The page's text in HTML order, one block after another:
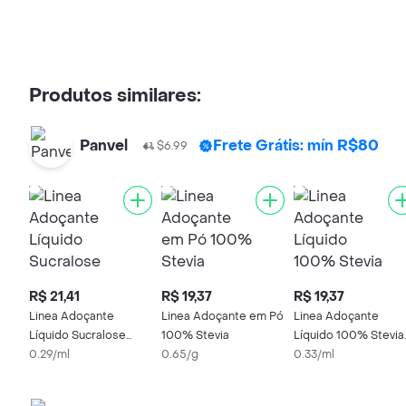
Produtos similares:
Panvel $6.99 Frete Grátis: mín R$80
R$ 21,41
Linea Adoçante
Líquido Sucralose
Gotas 75ml
0.29/ml
R$ 19,37
Linea Adoçante em Pó
100% Stevia
0.65/g
R$ 19,37
Linea Adoçante
Líquido 100% Stevia
60ml
0.33/ml